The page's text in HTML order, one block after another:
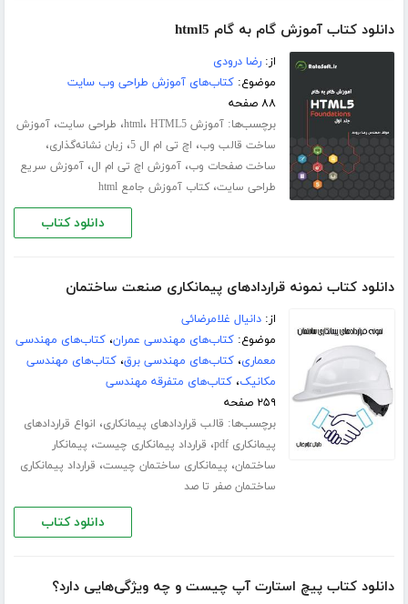
دانلود کتاب آموزش گام به گام html5
از:رضا درودی
موضوع:کتاب‌های آموزش طراحی وب سایت
۸۸ صفحه
برچسب‌ها:آموزش html ، HTML5 ، طراحی سایت،آموزش
ساخت قالب وب، اچ تی ام ال 5 ، زبان نشانه‌گذاری،
ساخت صفحات وب،آموزش اچ تی ام ال،آموزش سریع
طراحی سایت،کتاب آموزش جامع html
دانلود کتاب
دانلود کتاب نمونه قراردادهای پیمانکاری صنعت ساختمان
از:دانیال غلامرضائی
موضوع:کتاب‌های مهندسی عمران،کتاب‌های مهندسی
معماری،کتاب‌های مهندسی برق،کتاب‌های مهندسی
مکانیک،کتاب‌های متفرقه مهندسی
۲۵۹ صفحه
برچسب‌ها: قالب قراردادهای پیمانکاری، انواع قراردادهای
پیمانکاری pdf
، قرارداد پیمانکاری چیست، پیمانکار
ساختمان، پیمانکاری ساختمان چیست، قرارداد پیمانکاری
ساختمان صفر تا صد
دانلود کتاب
دانلود کتاب پیچ استارت آپ چیست و چه ویژگی‌هایی دارد؟